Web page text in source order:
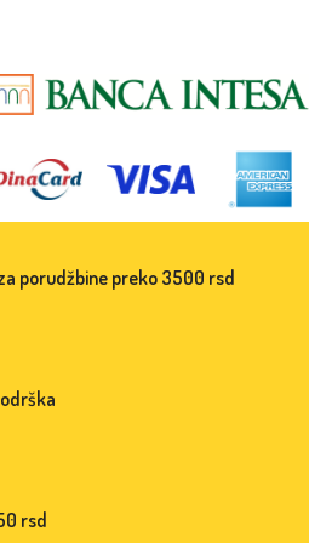
matematičke korake.
porudžbine preko 3500 rsd
rsd